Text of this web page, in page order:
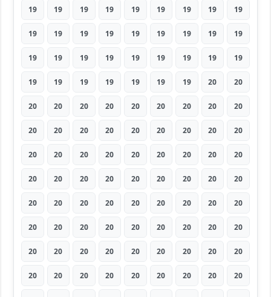
19 19 19 19 19 19 19 19 19
19 19 19 19 19 19 19 19 19
19 19 19 19 19 19 19 19 19
19 19 19 19 19 19 19 20 20
20 20 20 20 20 20 20 20 20
20 20 20 20 20 20 20 20 20
20 20 20 20 20 20 20 20 20
20 20 20 20 20 20 20 20 20
20 20 20 20 20 20 20 20 20
20 20 20 20 20 20 20 20 20
20 20 20 20 20 20 20 20 20
20 20 20 20 20 20 20 20 20